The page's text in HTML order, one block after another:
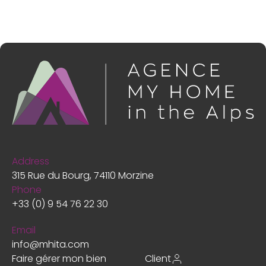
Faire gérer mon bien Client
Address
315 Rue du Bourg, 74110 Morzine
Phone
+33 (0) 9 54 76 22 30
Email
info@mhita.com